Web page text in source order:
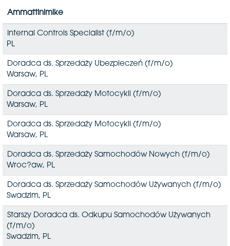
Ammattinimike
Internal Controls Specialist (f/m/o)
PL
Doradca ds. Sprzedaży Ubezpieczeń (f/m/o)
Warsaw, PL
Doradca ds. Sprzedaży Motocykli (f/m/o)
Warsaw, PL
Doradca ds. Sprzedaży Motocykli (f/m/o)
Warsaw, PL
Doradca ds. Sprzedaży Samochodów Nowych (f/m/o)
Wroc?aw, PL
Doradca ds. Sprzedaży Samochodów Używanych (f/m/o)
Swadzim, PL
Starszy Doradca ds. Odkupu Samochodów Używanych
(f/m/o)
Swadzim, PL